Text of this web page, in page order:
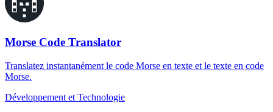
Morse Code Translator
Translatez instantanément le code Morse en texte et le texte en code
Morse.
Développement et Technologie